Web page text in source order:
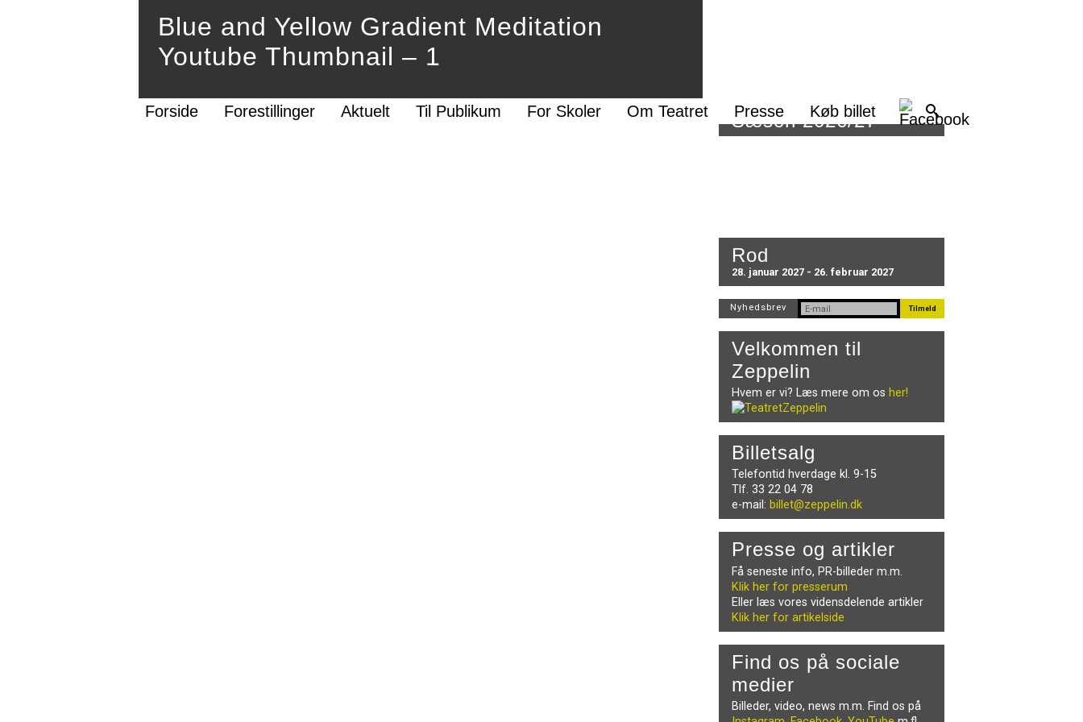
Forside Forestillinger Aktuelt Til Publikum For Skoler Om Teatret Presse Køb billet
Blue and Yellow Gradient Meditation
Youtube Thumbnail – 1
Sæson 2026/27
Rod
28. januar 2027 - 26. februar 2027
Nyhedsbrev
Velkommen til
Zeppelin
Hvem er vi? Læs mere om os her!
Billetsalg
Telefontid hverdage kl. 9-15
Tlf. 33 22 04 78
e-mail: billet@zeppelin.dk
Presse og artikler
Få seneste info, PR-billeder m.m.
Klik her for presserum
Eller læs vores vidensdelende artikler
Klik her for artikelside
Find os på sociale
medier
Billeder, video, news m.m. Find os på